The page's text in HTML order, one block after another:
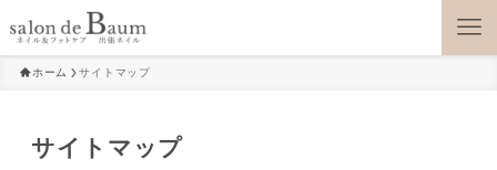
ホーム サイトマップ
サイトマップ